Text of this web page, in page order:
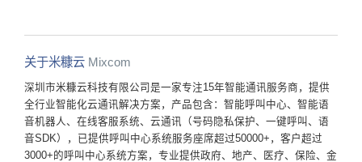
关于米糠云 Mixcom
深圳市米糠云科技有限公司是一家专注15年智能通讯服务商，提供
全行业智能化云通讯解决方案，产品包含：智能呼叫中心、智能语
音机器人、在线客服系统、云通讯（号码隐私保护、一键呼叫、语
音SDK），已提供呼叫中心系统服务座席超过50000+，客户超过
3000+的呼叫中心系统方案，专业提供政府、地产、医疗、保险、金